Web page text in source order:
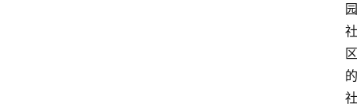
园
社
区
的
社